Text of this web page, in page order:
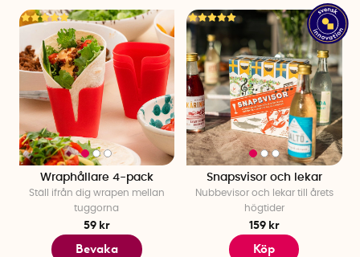
Wraphållare 4-pack
Ställ ifrån dig wrapen mellan
tuggorna
59 kr
Bevaka
Snapsvisor och lekar
Nubbevisor och lekar till årets
högtider
159 kr
Köp